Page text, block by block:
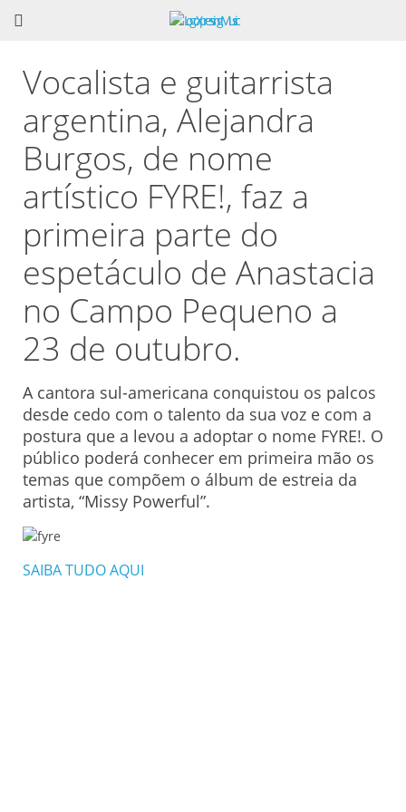
Vocalista e guitarrista
argentina, Alejandra
Burgos, de nome
artístico FYRE!, faz a
primeira parte do
espetáculo de Anastacia
no Campo Pequeno a
23 de outubro.
A cantora sul-americana conquistou os palcos
desde cedo com o talento da sua voz e com a
postura que a levou a adoptar o nome FYRE!. O
público poderá conhecer em primeira mão os
temas que compõem o álbum de estreia da
artista, “Missy Powerful”.
SAIBA TUDO AQUI